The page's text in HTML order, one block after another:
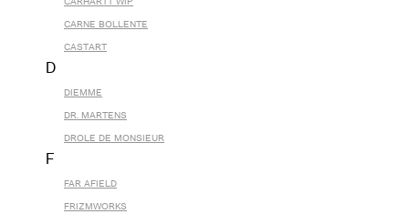
CARNE BOLLENTE
CASTART
D
DIEMME
DR. MARTENS
DROLE DE MONSIEUR
F
FAR AFIELD
FRIZMWORKS